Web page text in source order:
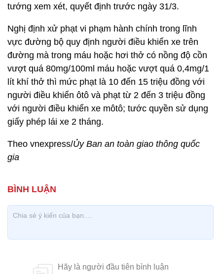
tướng xem xét, quyết định trước ngày 31/3.
Nghị định xử phạt vi phạm hành chính trong lĩnh
vực đường bộ quy định người điều khiển xe trên
đường mà trong máu hoặc hơi thở có nồng độ cồn
vượt quá 80mg/100ml máu hoặc vượt quá 0,4mg/1
lít khí thở thì mức phạt là 10 đến 15 triệu đồng với
người điều khiển ôtô và phạt từ 2 đến 3 triệu đồng
với người điều khiển xe môtô; tước quyền sử dụng
giấy phép lái xe 2 tháng.
Theo vnexpress/Ủy Ban an toàn giao thông quốc
gia